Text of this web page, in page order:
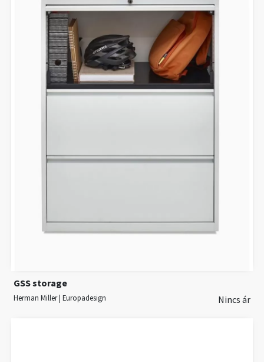
GSS storage
Herman Miller | Europadesign Nincs ár